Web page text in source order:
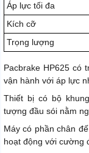
Áp lực tối đa
Kích cỡ
Trọng lượng
Pacbrake HP625 có
vận hành với áp lực
Thiết bị có bộ
tượng đầu sói nằm
Máy có phần chân
hoạt động với cường